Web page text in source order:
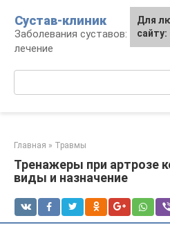
контенту
Сустав-клиник
Заболевания суставов:
лечение
Главная » Травмы
Тренажеры при артрозе
виды и назначение
Для